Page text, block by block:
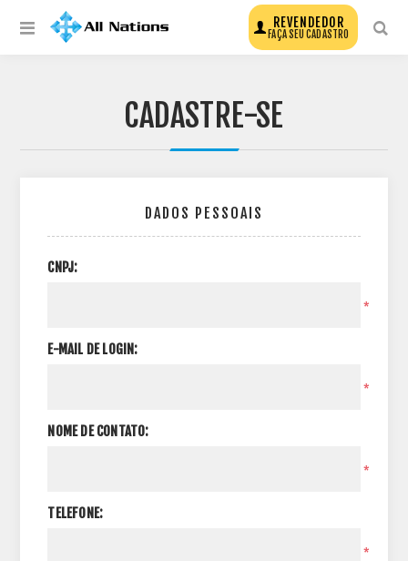
REVENDEDOR
FAÇA SEU CADASTRO
CADASTRE-SE
DADOS PESSOAIS
CNPJ:
*
E-MAIL DE LOGIN:
*
NOME DE CONTATO:
*
TELEFONE:
*